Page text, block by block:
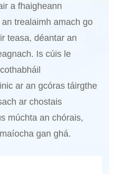
a fhaigheann
trealaimh amach go
teasa, déantar an
Is cúis le
ar an gcóras táirgthe
ar chostais
múchta an chórais,
gan ghá.